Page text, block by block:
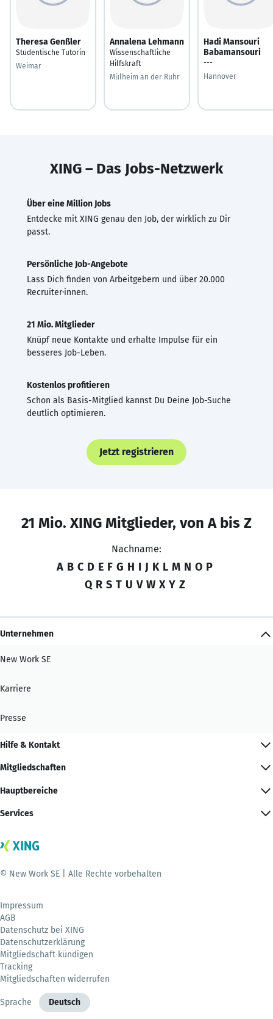
Theresa Genßler
Studentische Tutorin
Weimar
Annalena Lehmann
Wissenschaftliche
Hilfskraft
Mülheim an der Ruhr
Hadi Mansouri
Babamansouri
---
Hannover
XING – Das Jobs-Netzwerk
Über eine Million Jobs
Entdecke mit XING genau den Job, der wirklich zu Dir
passt.
Persönliche Job-Angebote
Lass Dich finden von Arbeitgebern und über 20.000
Recruiter·innen.
21 Mio. Mitglieder
Knüpf neue Kontakte und erhalte Impulse für ein
besseres Job-Leben.
Kostenlos profitieren
Schon als Basis-Mitglied kannst Du Deine Job-Suche
deutlich optimieren.
Jetzt registrieren
21 Mio. XING Mitglieder, von A bis Z
Nachname:
A B C D E F G H I J K L M N O P
Q R S T U V W X Y Z
Unternehmen
New Work SE
Karriere
Presse
Hilfe & Kontakt
Mitgliedschaften
Hauptbereiche
Services
© New Work SE | Alle Rechte vorbehalten
Impressum
AGB
Datenschutz bei XING
Datenschutzerklärung
Mitgliedschaft kündigen
Tracking
Mitgliedschaften widerrufen
Sprache Deutsch